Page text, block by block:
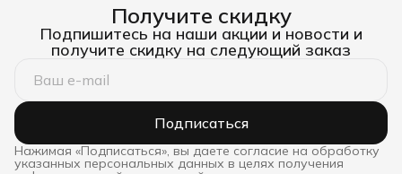
Получите скидку
Подпишитесь на наши акции и новости и
получите скидку на следующий заказ
Подписаться
Нажимая «Подписаться», вы даете согласие на обработку
указанных персональных данных в целях получения